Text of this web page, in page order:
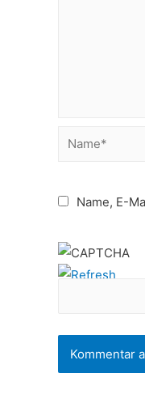
Name*
Name, E-